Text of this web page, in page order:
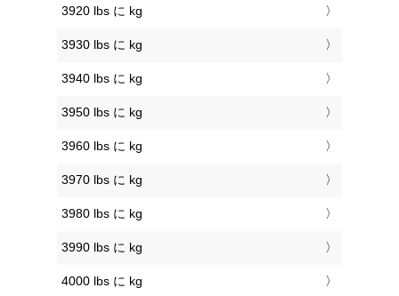
3920 lbs に kg
3930 lbs に kg
3940 lbs に kg
3950 lbs に kg
3960 lbs に kg
3970 lbs に kg
3980 lbs に kg
3990 lbs に kg
4000 lbs に kg